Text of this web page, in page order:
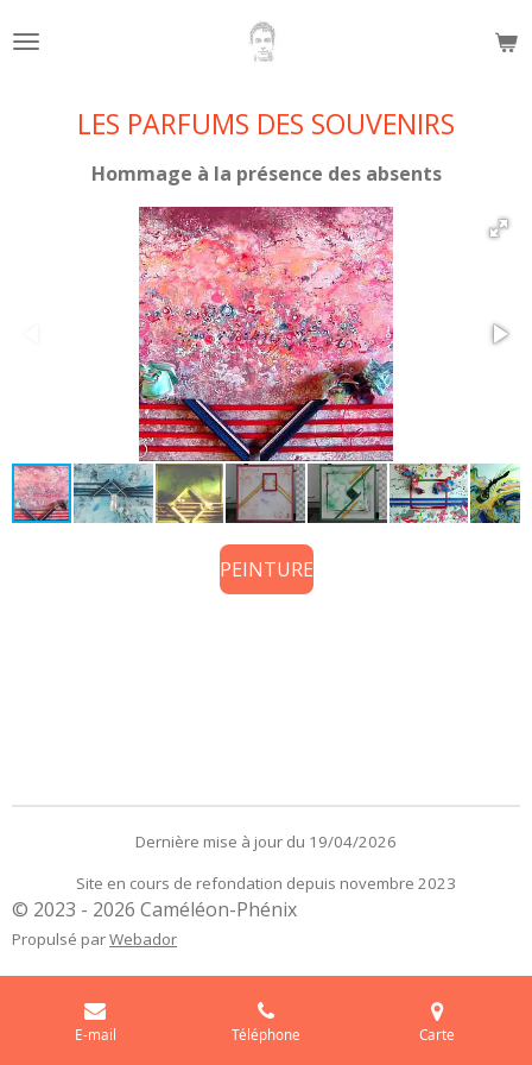
au
principalLES PARFUMS DES SOUVENIRS
Hommage à la présence des absents
PEINTURE
Dernière mise à jour du 19/04/2026
Site en cours de refondation depuis novembre 2023
© 2023 - 2026 Caméléon-Phénix
Propulsé parWebador
E-mail Téléphone Carte